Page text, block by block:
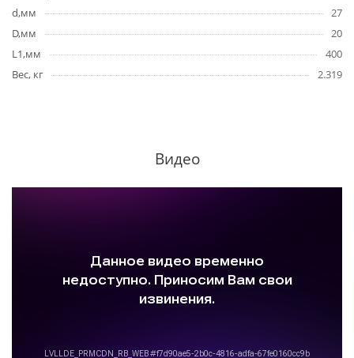
d,мм
27
D,мм
20
L1,мм
400
Вес, кг
2.319
Видео